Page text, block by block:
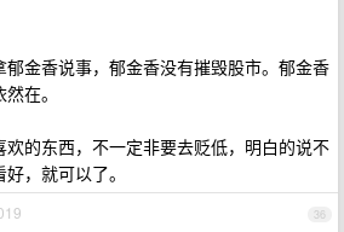
金香说事，郁金香没有摧毁股市。郁金香
在。
欢的东西，不一定非要去贬低，明白的说不
，就可以了。
36